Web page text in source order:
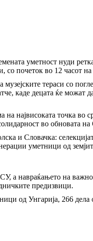
уметност нуди
со почеток во 12 часот
тераси со
каде децата ќе можат
највисоката точка во
во обновата на
и Словачка:
уметници од
а навраќањето на
предизвици.
од Унгарија, 266